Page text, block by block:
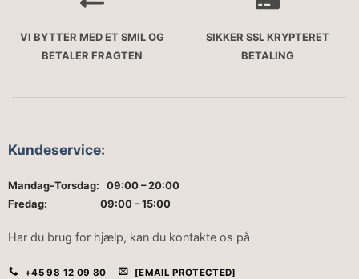
VI BYTTER MED ET SMIL OG
BETALER FRAGTEN
SIKKER SSL KRYPTERET
BETALING
Kundeservice:
Mandag-Torsdag: 09:00 – 20:00
Fredag: 09:00 – 15:00
Har du brug for hjælp, kan du kontakte os på
+45 98 12 09 80 [EMAIL PROTECTED]